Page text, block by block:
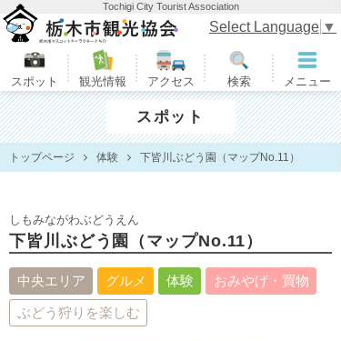
Tochigi City Tourist Association
栃木市観光協会
スポット 観光情報 アクセス 検索 メニュー
Select Language ▼
スポット
トップページ 体験 下皆川ぶどう園（マップNo.11）
しもみながわぶどうえん
下皆川ぶどう園（マップNo.11）
中央エリア グルメ 体験 おみやげ・買物
ぶどう狩りを楽しむ